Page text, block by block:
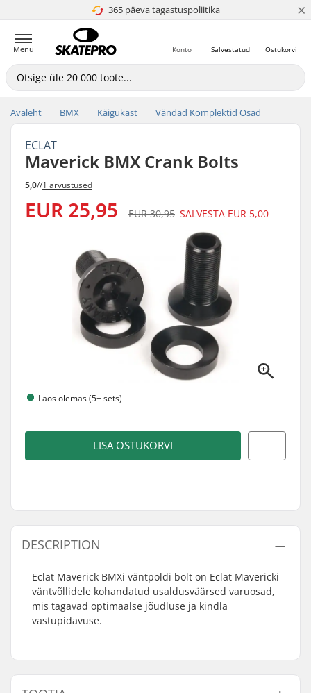
365 päeva tagastuspoliitika
4.8 paljaks 5 ×
Menu Ostukorvi
Salvestatud
Konto
Avaleht BMX Käigukast Vändad Komplektid Osad
ECLAT
Maverick BMX Crank Bolts
5,0//1 arvustused
EUR 25,95 EUR 30,95 SALVESTA EUR 5,00
Laos olemas (5+ sets)
LISA OSTUKORVI
DESCRIPTION
Eclat Maverick BMXi väntpoldi bolt on Eclat Mavericki
väntvõllidele kohandatud usaldusväärsed varuosad,
mis tagavad optimaalse jõudluse ja kindla
vastupidavuse.